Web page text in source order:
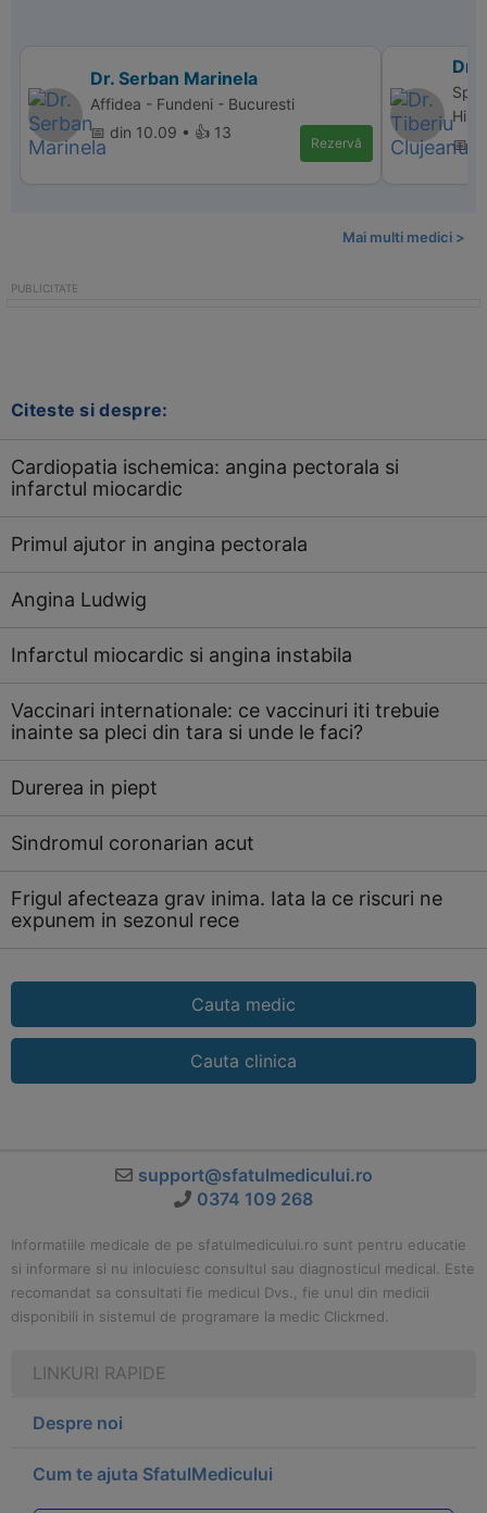
Dr. Serban Marinela
Affidea - Fundeni - Bucuresti
📅 din 10.09 • 👍 13
Rezervă
Dr.
📅
Mai multi medici >
Citeste si despre:
Cardiopatia ischemica: angina pectorala si
infarctul miocardic
Primul ajutor in angina pectorala
Angina Ludwig
Infarctul miocardic si angina instabila
Vaccinari internationale: ce vaccinuri iti trebuie
inainte sa pleci din tara si unde le faci?
Durerea in piept
Sindromul coronarian acut
Frigul afecteaza grav inima. Iata la ce riscuri ne
expunem in sezonul rece
Cauta medic
Cauta clinica
support@sfatulmedicului.ro
0374 109 268
Informatiile medicale de pe sfatulmedicului.ro sunt pentru educatie
si informare si nu inlocuiesc consultul sau diagnosticul medical. Este
recomandat sa consultati fie medicul Dvs., fie unul din medicii
disponibili in sistemul de programare la medic Clickmed.
LINKURI RAPIDE
Despre noi
Cum te ajuta SfatulMedicului